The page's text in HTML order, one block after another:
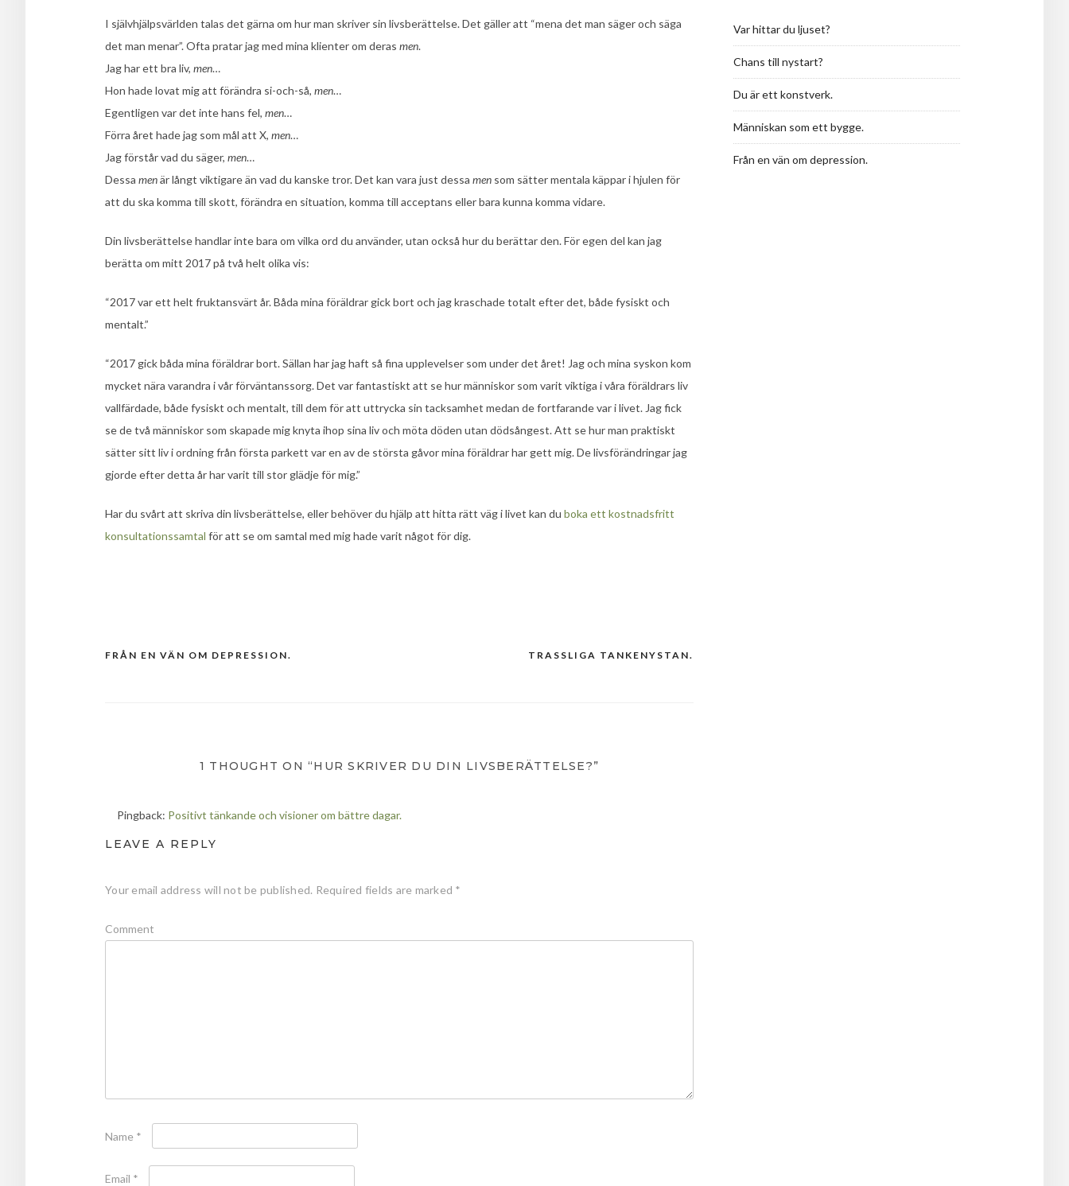
I självhjälpsvärlden talas det gärna om hur man skriver sin livsberättelse. Det gäller att “mena det man säger och säga
det man menar”. Ofta pratar jag med mina klienter om deras men.
Jag har ett bra liv, men…
Hon hade lovat mig att förändra si-och-så, men…
Egentligen var det inte hans fel, men…
Förra året hade jag som mål att X, men…
Jag förstår vad du säger, men…
Dessa menär långt viktigare än vad du kanske tror. Det kan vara just dessa men som sätter mentala käppar i hjulen för
att du ska komma till skott, förändra en situation, komma till acceptans eller bara kunna komma vidare.
Din livsberättelse handlar inte bara om vilka ord du använder, utan också hur du berättar den. För egen del kan jag
berätta om mitt 2017 på två helt olika vis:
“2017 var ett helt fruktansvärt år. Båda mina föräldrar gick bort och jag kraschade totalt efter det, både fysiskt och
mentalt.”
“2017 gick båda mina föräldrar bort. Sällan har jag haft så fina upplevelser som under det året! Jag och mina syskon kom
mycket nära varandra i vår förväntanssorg. Det var fantastiskt att se hur människor som varit viktiga i våra föräldrars liv
vallfärdade, både fysiskt och mentalt, till dem för att uttrycka sin tacksamhet medan de fortfarande var i livet. Jag fick
se de två människor som skapade mig knyta ihop sina liv och möta döden utan dödsångest. Att se hur man praktiskt
sätter sitt liv i ordning från första parkett var en av de största gåvor mina föräldrar har gett mig. De livsförändringar jag
gjorde efter detta år har varit till stor glädje för mig.”
Har du svårt att skriva din livsberättelse, eller behöver du hjälp att hitta rätt väg i livet kan du boka ett kostnadsfritt
konsultationssamtal för att se om samtal med mig hade varit något för dig.
TRASSLIGA TANKENYSTAN.
FRÅN EN VÄN OM DEPRESSION.
1 THOUGHT ON “HUR SKRIVER DU DIN LIVSBERÄTTELSE?”
Pingback: Positivt tänkande och visioner om bättre dagar.
LEAVE A REPLY
Your email address will not be published. Required fields are marked *
Comment
Name *
Email *
Var hittar du ljuset?
Chans till nystart?
Du är ett konstverk.
Människan som ett bygge.
Från en vän om depression.